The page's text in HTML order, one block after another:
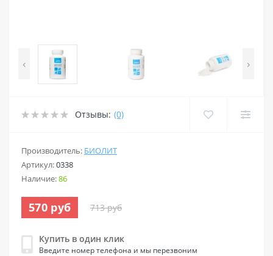
‹ ›
Отзывы: (0)
Производитель: БИОЛИТ
Артикул:0338
Наличие:86
570 руб 713 руб
Купить в один клик
Введите номер телефона и мы перезвоним